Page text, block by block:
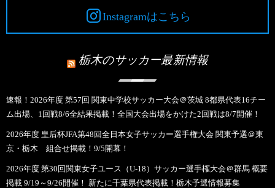
Instagramはこちら
栃木のサッカー最新情報
速報！2026年度 第57回 関東中学校サッカー大会＠茨城 8都県代表16チー
ム出場、1回戦8/6全結果掲載！全国大会出場をかけた2回戦は8/7開催！
2026年度 皇后杯JFA第48回全日本女子サッカー選手権大会 関東予選＠東
京・栃木 組合せ掲載！9/5開幕！
2026年度 第30回関東女子ユース（U-18）サッカー選手権大会＠群馬 概要
掲載 9/19～9/26開催！ 新たに千葉県代表掲載！栃木予選情報募集